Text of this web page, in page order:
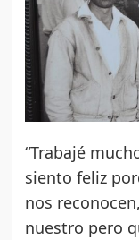
“Trabajé
siento feliz
nos
nuestro pero